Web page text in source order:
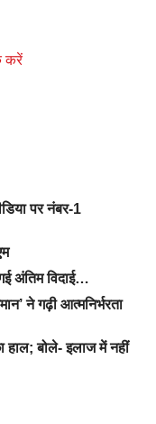
करें
पर नंबर-1
अंतिम विदाई…
ने गढ़ी आत्मनिर्भरता
हाल; बोले- इलाज में नहीं